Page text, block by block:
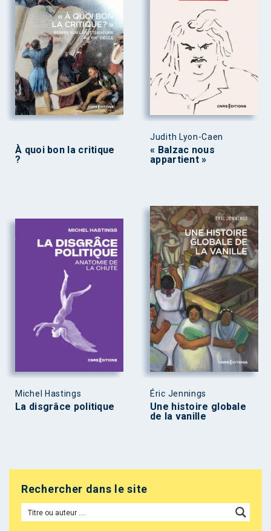
À quoi bon la critique
?
Judith Lyon-Caen
« Balzac nous
appartient »
Michel Hastings
La disgrâce politique
Éric Jennings
Une histoire globale
de la vanille
Rechercher dans le site